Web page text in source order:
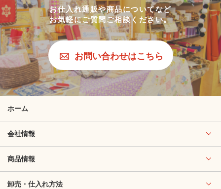
お仕入れ通販や商品についてなど
お気軽にご質問ご相談ください。
お問い合わせはこちら
ホーム
会社情報
商品情報
卸売・仕入れ方法